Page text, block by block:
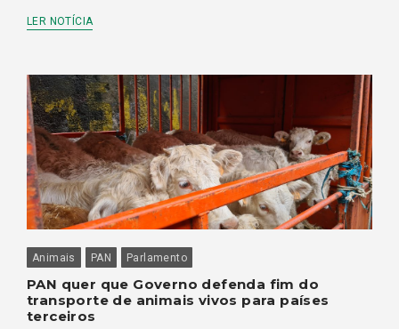
LER NOTÍCIA
Animais PAN Parlamento
PAN quer que Governo defenda fim do
transporte de animais vivos para países
terceiros